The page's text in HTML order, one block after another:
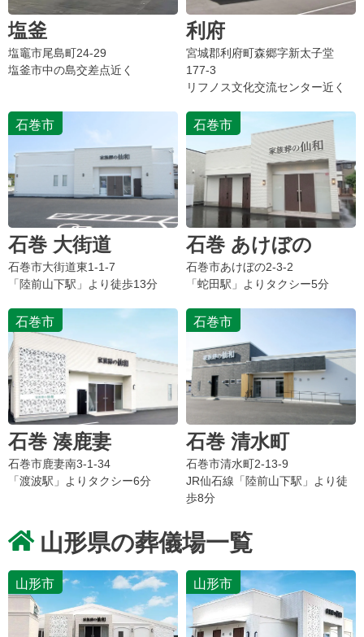
塩釜
塩竈市尾島町24-29
塩釜市中の島交差点近く
利府
宮城郡利府町森郷字新太子堂
177-3
リフノス文化交流センター近く
石巻市
石巻 大街道
石巻市大街道東1-1-7
「陸前山下駅」より徒歩13分
石巻市
石巻 あけぼの
石巻市あけぼの2-3-2
「蛇田駅」よりタクシー5分
石巻市
石巻 湊鹿妻
石巻市鹿妻南3-1-34
「渡波駅」よりタクシー6分
石巻市
石巻 清水町
石巻市清水町2-13-9
JR仙石線「陸前山下駅」より徒
歩8分
山形県の葬儀場一覧
山形市 山形市
お得な会員価格!